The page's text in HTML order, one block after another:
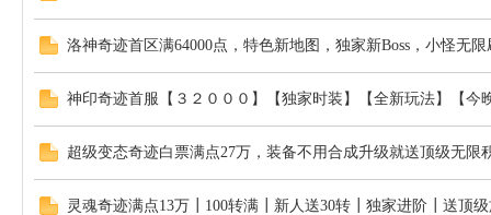
洛神奇迹首区满64000点，特色新地图，独家新Boss，小怪无
神印奇迹首服【３２０００】【独家时装】【全新玩法】【今
超级变态奇迹白票满点27万，装备不用合成升级就送顶级无
灵魂奇迹满点13万┃100转满┃新人送30转┃独家进阶┃送顶